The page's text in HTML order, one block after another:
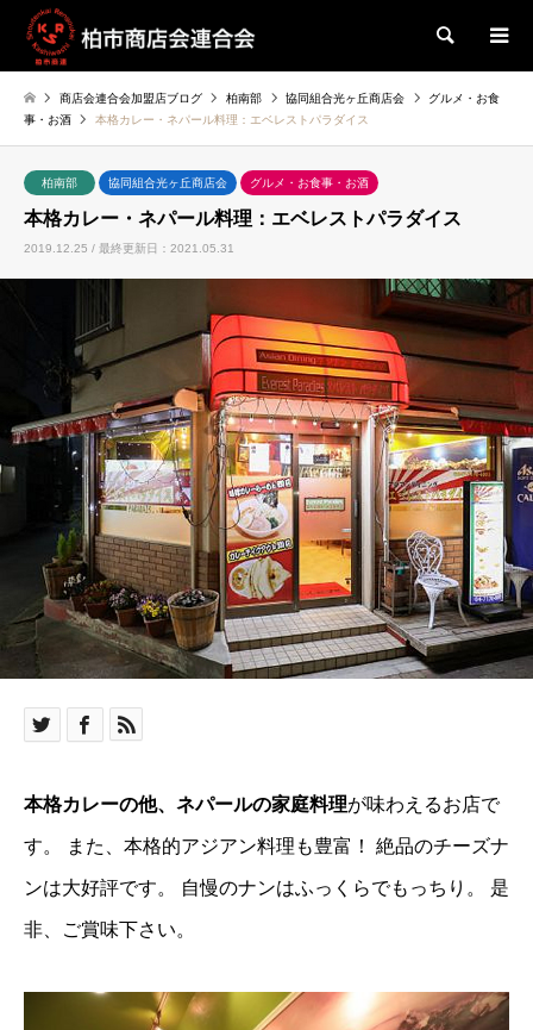
検索
商店会連合会加盟店ブログ 柏南部 協同組合光ヶ丘商店会
グルメ・お食
事・お酒
本格カレー・ネパール料理：エベレストパラダイス
柏南部 協同組合光ヶ丘商店会 グルメ・お食事・お酒
本格カレー・ネパール料理：エベレストパラダイス
2019.12.25 / 最終更新日：2021.05.31
本格カレーの他、ネパールの家庭料理が味わえるお店で
す。 また、本格的アジアン料理も豊富！ 絶品のチーズナ
ンは大好評です。 自慢のナンはふっくらでもっちり。 是
非、ご賞味下さい。